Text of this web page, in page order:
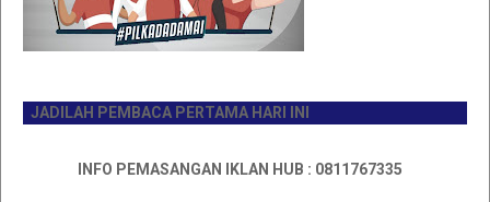
PEMBACA PERTAMA HARI INI
INFO PEMASANGAN IKLAN HUB : 0811767335